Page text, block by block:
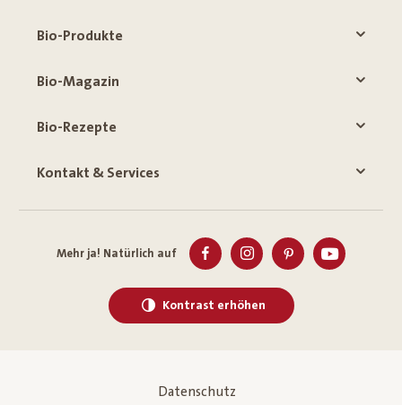
Bio-Produkte
Bio-Magazin
Bio-Rezepte
Kontakt & Services
Mehr ja! Natürlich auf
Kontrast erhöhen
Datenschutz